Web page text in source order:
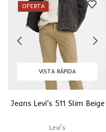
OFERTA
VISTA RÁPIDA
Jeans Levi’s 511 Slim Beige
Levi's